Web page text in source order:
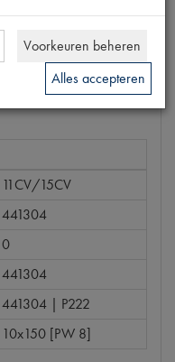
11CV/15CV
441304
0
441304
441304 | P222
10x150 [PW 8]
Voorkeuren beheren
Alles accepteren